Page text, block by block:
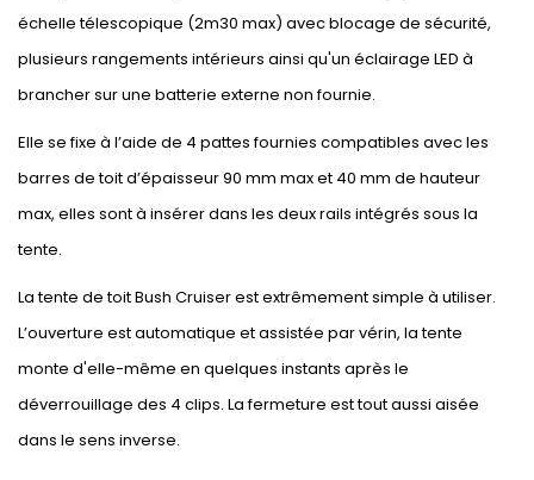
échelle télescopique (2m30 max) avec blocage de sécurité,
plusieurs rangements intérieurs ainsi qu'un éclairage LED à
brancher sur une batterie externe non fournie.
Elle se fixe à l’aide de 4 pattes fournies compatibles avec les
barres de toit d’épaisseur 90 mm max et 40 mm de hauteur
max, elles sont à insérer dans les deux rails intégrés sous la
tente.
La tente de toit Bush Cruiser est extrêmement simple à utiliser.
L’ouverture est automatique et assistée par vérin, la tente
monte d'elle-même en quelques instants après le
déverrouillage des 4 clips. La fermeture est tout aussi aisée
dans le sens inverse.